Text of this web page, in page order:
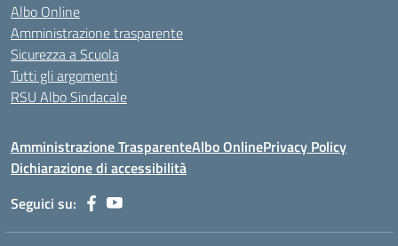
Albo Online
Amministrazione trasparente
Sicurezza a Scuola
Tutti gli argomenti
RSU Albo Sindacale
Amministrazione TrasparenteAlbo OnlinePrivacy Policy
Dichiarazione di accessibilità
Seguici su: